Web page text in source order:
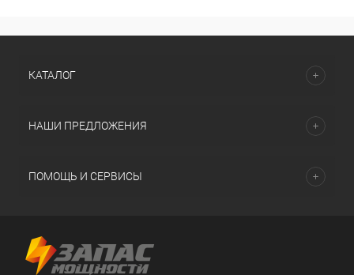
КАТАЛОГ
НАШИ ПРЕДЛОЖЕНИЯ
ПОМОЩЬ И СЕРВИСЫ